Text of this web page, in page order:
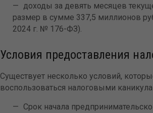
доходы за девять месяцев
размер в сумме 337,5 миллионов
2024 г. № 176-ФЗ).
Условия предоставления
Существует несколько условий,
воспользоваться налоговыми
Срок начала